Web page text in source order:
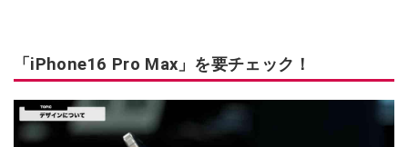
「iPhone16 Pro Max」を要チェック！